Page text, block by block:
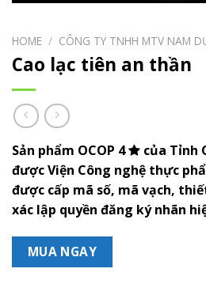
HOME / CÔNG TY TNHH MTV NAM
Cao lạc tiên an thần
Sản phẩm OCOP 4
của Tỉnh
được Viện Công nghệ thực
được cấp mã số, mã vạch,
xác lập quyền đăng ký nhãn
MUA NGAY